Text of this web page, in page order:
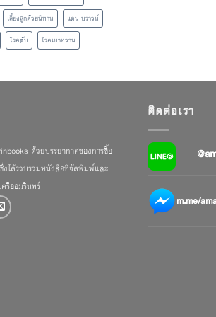
เลี้ยงลูกด้วยนิทาน
แดน บราวน์
โรคตับ โรคเบาหวาน
ด้วยบรรยากาศของการซื้อ
ได้รวบรวมหนังสือที่จัดพิมพ์และ
รืออมรินทร์
ติดต่อเรา
m.me/